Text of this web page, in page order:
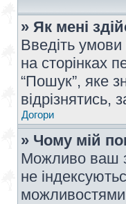
» Як мені
Введіть
на сторінках
“Пошук”, яке
відрізнятись,
Догори
» Чому мій
Можливо ваш
не